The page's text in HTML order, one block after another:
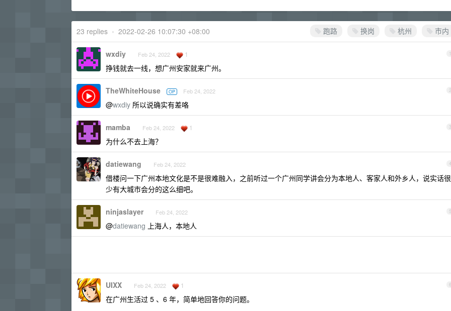
跑路 换岗 杭州 市内
23 replies • 2022-02-26 10:07:30 +08:00
1
wxdiy Feb 24, 2022 1
挣钱就去一线，想广州安家就来广州。
2
TheWhiteHouse OP Feb 24, 2022
@wxdiy 所以说确实有差咯
3
mamba Feb 24, 2022 1
为什么不去上海？
4
datiewang Feb 24, 2022
借楼问一下广州本地文化是不是很难融入，之前听过一个广州同学讲会分为本地人、客家人和外乡人，说实话很
少有大城市会分的这么细吧。
5
ninjaslayer Feb 24, 2022
@datiewang 上海人，本地人
6
UIXX Feb 24, 2022 1
在广州生活过 5 、6 年，简单地回答你的问题。